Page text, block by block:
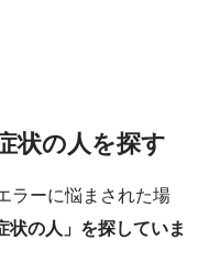
状の人を探す
ラーに悩まされた場
状の人」を探していま